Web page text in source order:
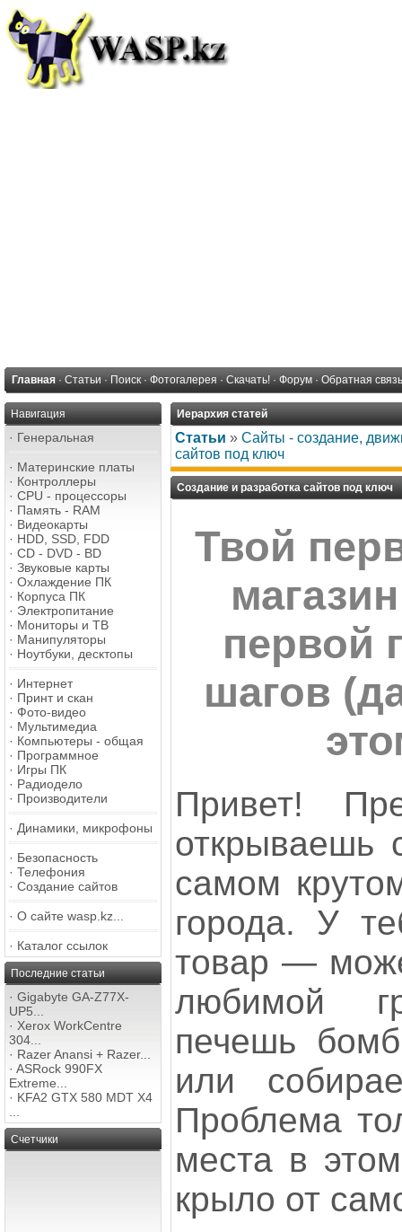
Главная · Статьи · Поиск · Фотогалерея · Скачать! · Форум · Обратная связь
Навигация
· Генеральная
· Материнские платы
· Контроллеры
· CPU - процессоры
· Память - RAM
· Видеокарты
· HDD, SSD, FDD
· CD - DVD - BD
· Звуковые карты
· Охлаждение ПК
· Корпуса ПК
· Электропитание
· Мониторы и ТВ
· Манипуляторы
· Ноутбуки, десктопы
· Интернет
· Принт и скан
· Фото-видео
· Мультимедиа
· Компьютеры - общая
· Программное
· Игры ПК
· Радиодело
· Производители
· Динамики, микрофоны
· Безопасность
· Телефония
· Создание сайтов
· О сайте wasp.kz...
· Каталог ссылок
Последние статьи
· Gigabyte GA-Z77X-
UP5...
· Xerox WorkCentre
304...
· Razer Anansi + Razer...
· ASRock 990FX
Extreme...
· KFA2 GTX 580 MDT X4
Счетчики
Иерархия статей
Статьи » Сайты - создание,
сайтов под ключ
Создание и разработка сайтов под ключ
Твой
первой
шагов
Привет!
открываешь
самом
города. У
товар —
любимой
печешь
или
Проблема
места в
крыло от